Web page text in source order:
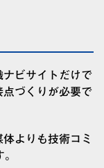
ビサイトだけで
点づくりが必要で
よりも技術コミ